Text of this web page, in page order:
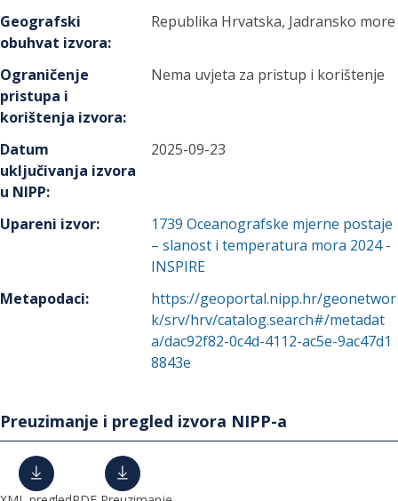
Geografski
obuhvat izvora:
Republika Hrvatska, Jadransko more
Ograničenje
pristupa i
korištenja izvora:
Nema uvjeta za pristup i korištenje
Datum
uključivanja izvora
u NIPP:
2025-09-23
Upareni izvor: 1739 Oceanografske mjerne postaje
– slanost i temperatura mora 2024 -
INSPIRE
Metapodaci:
https://geoportal.nipp.hr/geonetwor
k/srv/hrv/catalog.search#/metadat
a/dac92f82-0c4d-4112-ac5e-9ac47d1
8843e
Preuzimanje i pregled izvora NIPP-a